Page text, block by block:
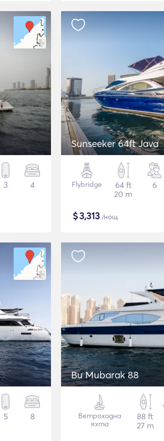
3 4
Sunseeker 64ft Java
Flybridge
64 ft
20 m
6
$3,313 /нощ
5 8
Bu Mubarak 88
Ветроходна
яхта
88 ft
27 m